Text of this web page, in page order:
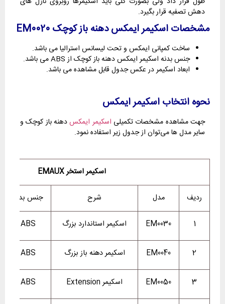
دهش تصفیه قرار بگیرد.
مشخصات اسکیمر ایمکس دهنه‌ باز کوچک EM0020
ساخت کمپانی ایمکس و تحت لیسانس استرالیا می باشد.
جنس بدنه اسکیمر ایمکس دهنه باز کوچک از ABS می باشد.
ابعاد اسکیمر در عکس جدول قابل مشاهده می باشد.
نحوه انتخاب اسکیمر ایمکس
جهت مشاهده مشخصات تکمیلی اسکیمر ایمکسدهنه باز کوچک و
سایر مدل ها می‌توان از جدول زیر استفاده نمود.
اسکیمر استخر EMAUX
ردیف مدل شرح جنس بدنه
1
EM0030 اسکیمر استاندارد بزرگ ABS
2
EM0040 اسکیمر دهنه باز بزرگ ABS
3
EM0050 اسکیمر Extension ABS